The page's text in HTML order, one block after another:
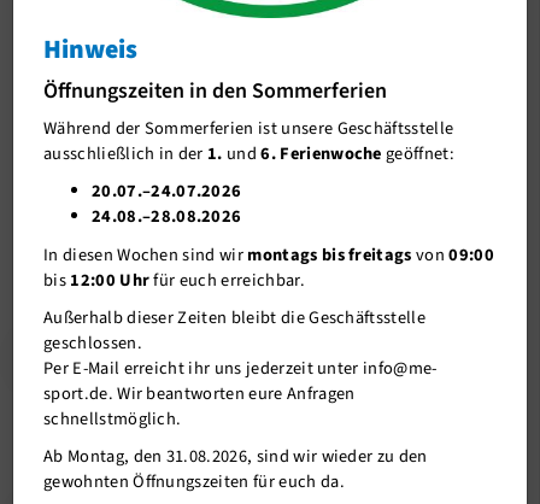
Season-Recap
Season-Recap
08.06.2019
Liebe Basketball-Fans,
hier findet ihr einen Season-Recap der Saison 2018/19!
Season-Recap
J-Team
Stellenangebote
Förderverein me-sport e.V.
Mitgliederservice
Verantwortung
Hinweis
Öffnungszeiten in den Sommerferien
Während der Sommerferien ist unsere Geschäftsstelle
ausschließlich in der 1. und6. Ferienwochegeöffnet:
20.07.–24.07.2026
24.08.–28.08.2026
In diesen Wochen sind wirmontags bis freitagsvon09:00
bis12:00 Uhrfür euch erreichbar.
Außerhalb dieser Zeiten bleibt die Geschäftsstelle
geschlossen.
Per E-Mail erreicht ihr uns jederzeit unter info@me-
sport.de. Wir beantworten eure Anfragen
schnellstmöglich.
Ab Montag, den 31.08.2026, sind wir wieder zu den
gewohnten Öffnungszeiten für euch da.